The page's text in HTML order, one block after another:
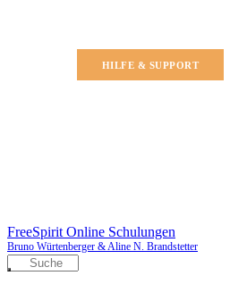
HILFE & SUPPORT
FreeSpirit Online Schulungen
Bruno Würtenberger & Aline N. Brandstetter